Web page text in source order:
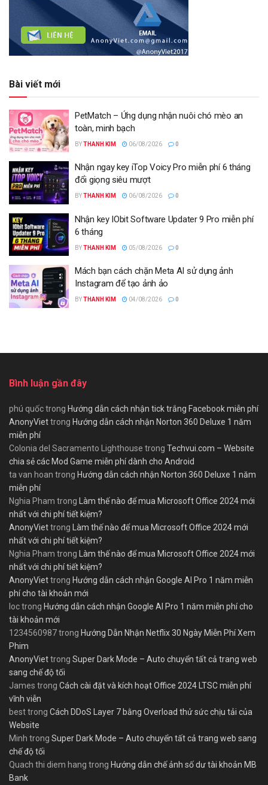
Bài viết mới
PetMatch – Ứng dụng nhận nuôi chó mèo an
toàn, minh bạch
BYTHANH KIM 06/08/2026 0
Nhận ngay key iTop Voicy Pro miễn phí 6 tháng
đổi giọng siêu mượt
BYTHANH KIM 06/08/2026 0
Nhận key IObit Software Updater 9 Pro miễn phí
6 tháng
BYTHANH KIM 05/08/2026 0
Mách bạn cách chặn Meta AI sử dụng ảnh
Instagram để tạo ảnh ảo
BYTHANH KIM 04/08/2026 0
Bình luận gần đây
phú quốctrong Hướng dẫn cách nhận tick trắng Facebook miễn phí
AnonyViettrong Hướng dẫn cách nhận Norton 360 Deluxe 1 năm
miễn phí
Colonia del Sacramento Lighthouse trong Techvui.com – Website
chia sẻ các Mod Game miễn phí dành cho Android
ta van hoan trong Hướng dẫn cách nhận Norton 360 Deluxe 1 năm
miễn phí
Nghia Pham trong
Làm thế nào để mua Microsoft Office 2024 mới
nhất với chi phí tiết kiệm?
AnonyViettrong
Làm thế nào để mua Microsoft Office 2024 mới
nhất với chi phí tiết kiệm?
Nghia Pham trong
Làm thế nào để mua Microsoft Office 2024 mới
nhất với chi phí tiết kiệm?
AnonyViettrong Hướng dẫn cách nhận Google AI Pro 1 năm miễn
phí cho tài khoản mới
loctrong Hướng dẫn cách nhận Google AI Pro 1 năm miễn phí cho
tài khoản mới
1234560987trong Hướng Dẫn Nhận Netflix 30 Ngày Miễn Phí Xem
Phim
AnonyViettrong Super Dark Mode – Auto chuyển tất cả trang web
sang chế độ tối
James trong Cách cài đặt và kích hoạt Office 2024 LTSC miễn phí
vĩnh viễn
besttrong Cách DDoS Layer 7 bằng Overload thử sức chịu tải của
Website
Minh trong Super Dark Mode – Auto chuyển tất cả trang web sang
chế độ tối
Quach thi diem hang trong Hướng dẫn chế ảnh số dư tài khoản MB
Bank